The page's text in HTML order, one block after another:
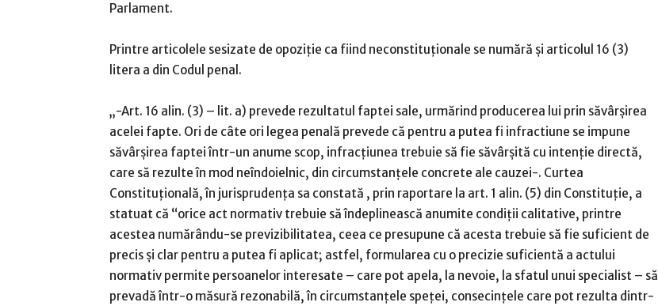
Parlament.
Printre articolele sesizate de opoziţie ca fiind neconstituţionale se numără şi articolul 16 (3)
litera a din Codul penal.
„-Art. 16 alin. (3) – lit. a) prevede rezultatul faptei sale, urmărind producerea lui prin săvârşirea
acelei fapte. Ori de câte ori legea penală prevede că pentru a putea fi infractiune se impune
săvârşirea faptei într-un anume scop, infracţiunea trebuie să fie săvârşită cu intenţie directă,
care să rezulte în mod neîndoielnic, din circumstanţele concrete ale cauzei-. Curtea
Constituţională, în jurisprudenţa sa constată , prin raportare la art. 1 alin. (5) din Constituţie, a
statuat că “orice act normativ trebuie să îndeplinească anumite condiţii calitative, printre
acestea numărându-se previzibilitatea, ceea ce presupune că acesta trebuie să fie suficient de
precis şi clar pentru a putea fi aplicat; astfel, formularea cu o precizie suficientă a actului
normativ permite persoanelor interesate – care pot apela, la nevoie, la sfatul unui specialist – să
prevadă într-o măsură rezonabilă, în circumstanţele speţei, consecinţele care pot rezulta dintr-